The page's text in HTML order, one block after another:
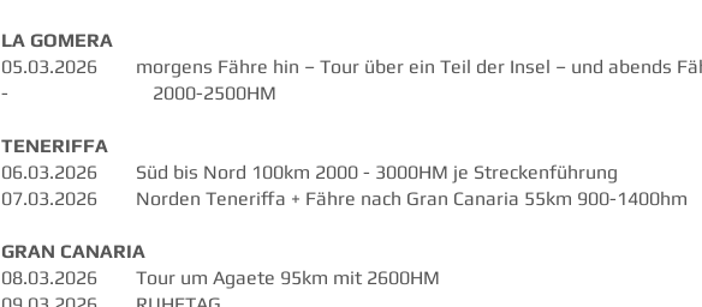
LA GOMERA
05.03.2026 morgens Fähre hin – Tour über ein Teil der Insel – und abends
- 2000-2500HM
TENERIFFA
06.03.2026 Süd bis Nord 100km 2000 - 3000HM je Streckenführung
07.03.2026 Norden Teneriffa + Fähre nach Gran Canaria 55km 900-1400hm
GRAN CANARIA
08.03.2026 Tour um Agaete 95km mit 2600HM